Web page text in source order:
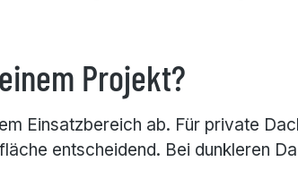
Projekt?
Einsatzbereich ab. Für private
entscheidend. Bei dunkleren